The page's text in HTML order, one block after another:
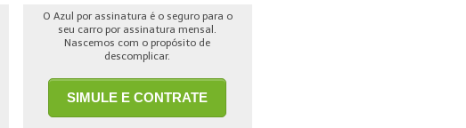
O Azul por assinatura é o seguro para o
seu carro por assinatura mensal.
Nascemos com o propósito de
descomplicar.
SIMULE E CONTRATE